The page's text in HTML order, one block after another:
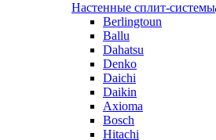
Настенные сплит-системы
Berlingtoun
Ballu
Dahatsu
Denko
Daichi
Daikin
Axioma
Bosch
Hitachi